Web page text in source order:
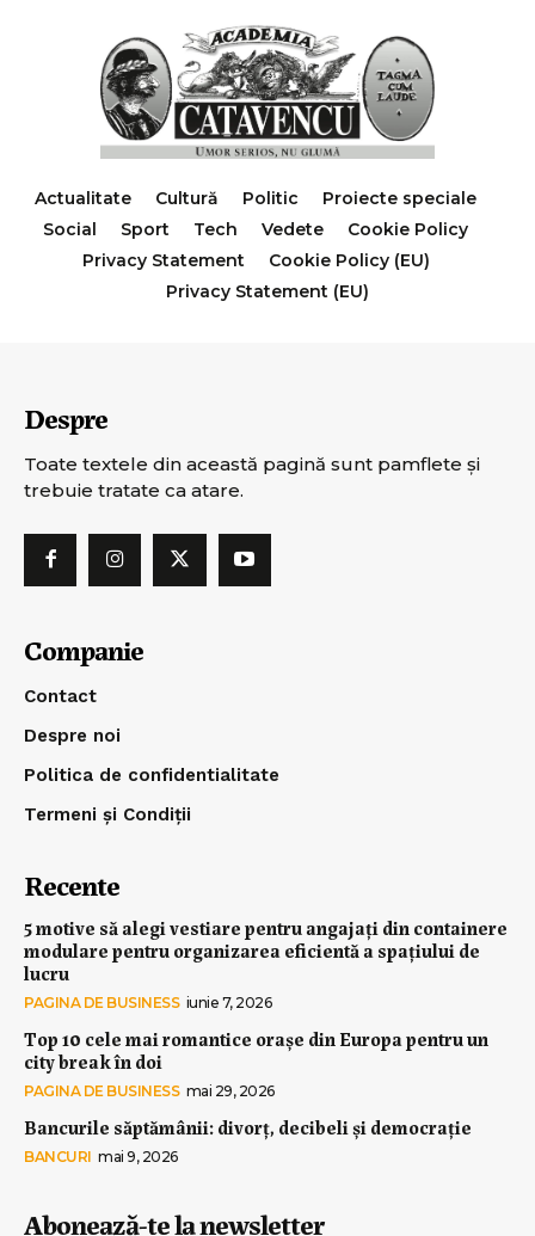
Actualitate Cultură Politic
Proiecte speciale
Social
Sport Tech Vedete
Cookie Policy
Privacy Statement
Cookie Policy (EU)
Privacy Statement (EU)
Despre
Toate textele din această pagină sunt pamflete şi
trebuie tratate ca atare.
Companie
Contact
Despre noi
Politica de confidentialitate
Termeni și Condiții
Recente
5 motive să alegi vestiare pentru angajați din containere
modulare pentru organizarea eficientă a spațiului de
lucru
PAGINA DE BUSINESS iunie 7, 2026
Top 10 cele mai romantice orașe din Europa pentru un
city break în doi
PAGINA DE BUSINESS mai 29, 2026
Bancurile săptămânii: divorț, decibeli și democrație
BANCURI mai 9, 2026
Abonează-te la newsletter